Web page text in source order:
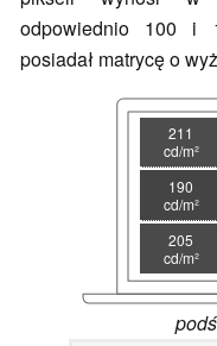
odpowiednio 100 i
posiadał matrycę o
211
cd/m²
190
cd/m²
205
cd/m²